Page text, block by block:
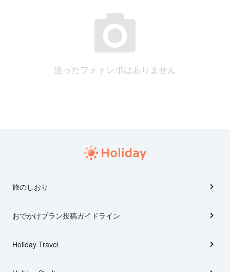
送ったフォトレポはありません
旅のしおり
おでかけプラン投稿ガイドライン
Holiday Travel